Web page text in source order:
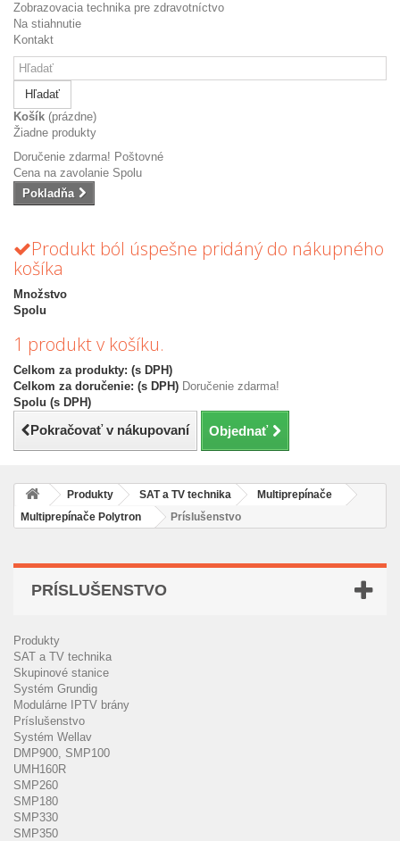
Zobrazovacia technika pre zdravotníctvo
Na stiahnutie
Kontakt
Hľadať
Košík (prázdne)
Žiadne produkty
Doručenie zdarma! Poštovné
Cena na zavolanie Spolu
Pokladňa
Produkt ból úspešne pridáný do nákupného
košíka
Množstvo
Spolu
1 produkt v košíku.
Celkom za produkty: (s DPH)
Celkom za doručenie: (s DPH) Doručenie zdarma!
Spolu (s DPH)
Pokračovať v nákupovaní Objednať
Produkty SAT a TV technika
Multiprepínače
Multiprepínače Polytron
Príslušenstvo
PRÍSLUŠENSTVO
Produkty
SAT a TV technika
Skupinové stanice
Systém Grundig
Modulárne IPTV brány
Príslušenstvo
Systém Wellav
DMP900, SMP100
UMH160R
SMP260
SMP180
SMP330
SMP350